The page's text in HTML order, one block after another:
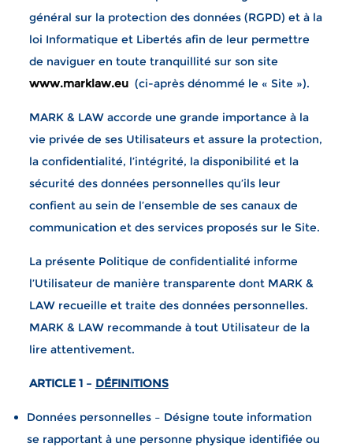
général sur la protection des données (RGPD) et à la
loi Informatique et Libertés afin de leur permettre
de naviguer en toute tranquillité sur son site
www.marklaw.eu(ci-après dénommé le « Site »).
MARK & LAW accorde une grande importance à la
vie privée de ses Utilisateurs et assure la protection,
la confidentialité, l’intégrité, la disponibilité et la
sécurité des données personnelles qu’ils leur
confient au sein de l’ensemble de ses canaux de
communication et des services proposés sur le Site.
La présente Politique de confidentialité informe
l’Utilisateur de manière transparente dont MARK &
LAW recueille et traite des données personnelles.
MARK & LAW recommande à tout Utilisateur de la
lire attentivement.
ARTICLE 1 – DÉFINITIONS
Données personnelles – Désigne toute information
se rapportant à une personne physique identifiée ou